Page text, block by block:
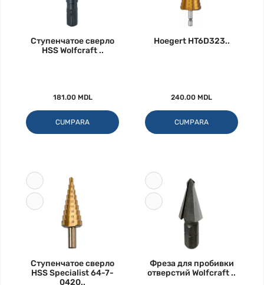
Ступенчатое сверло
HSS Wolfcraft ..
181.00 MDL
CUMPARA
Hoegert HT6D323..
240.00 MDL
CUMPARA
Ступенчатое сверло
HSS Specialist 64-7-
0420..
Фреза для пробивки
отверстий Wolfcraft ..